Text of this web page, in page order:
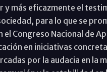
y más eficazmente el
para lo que se
el Congreso Nacional de
en iniciativas
por la audacia en la